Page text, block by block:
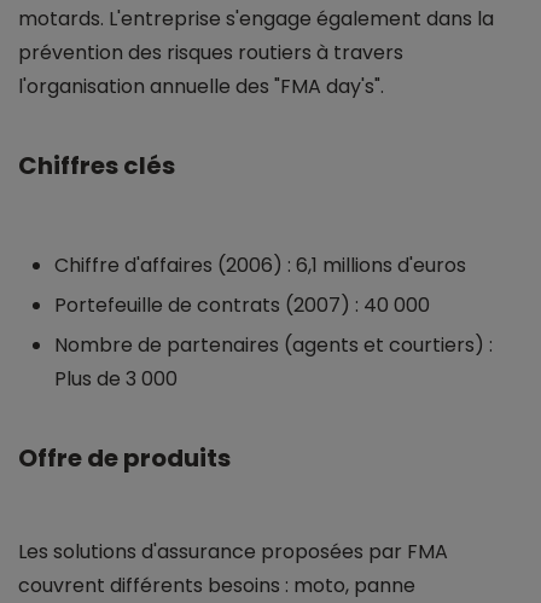
motards. L'entreprise s'engage également dans la
prévention des risques routiers à travers
l'organisation annuelle des "FMA day's".
Chiffres clés
Chiffre d'affaires (2006) : 6,1 millions d'euros
Portefeuille de contrats (2007) : 40 000
Nombre de partenaires (agents et courtiers) :
Plus de 3 000
Offre de produits
Les solutions d'assurance proposées par FMA
couvrent différents besoins : moto, panne